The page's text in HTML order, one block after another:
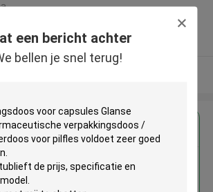
een bericht achter
bellen je snel terug!
Leverancier
de beste prijs voor
Verpakkingsdoos voor capsules
Glanse afwerking